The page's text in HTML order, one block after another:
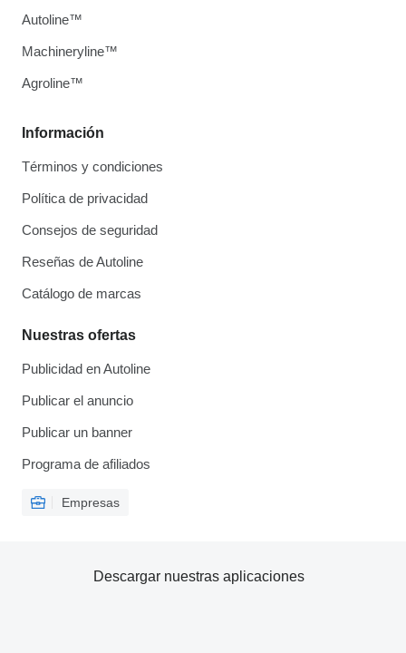
Información
Términos y condiciones
Política de privacidad
Consejos de seguridad
Reseñas de Autoline
Catálogo de marcas
Nuestras ofertas
Publicidad en Autoline
Publicar el anuncio
Publicar un banner
Programa de afiliados
Empresas
Autoline™
Machineryline™
Agroline™
Descargar nuestras aplicaciones